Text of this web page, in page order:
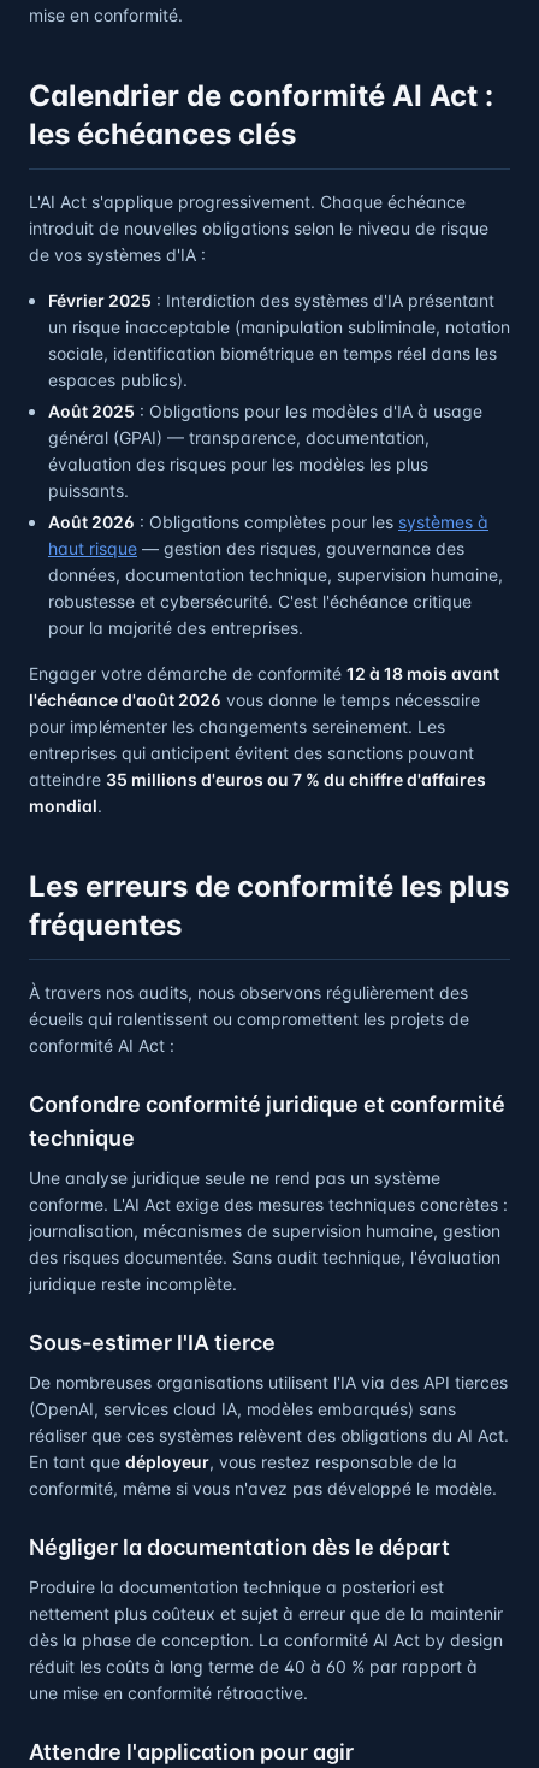
mise en conformité.
Calendrier de conformité AI Act :
les échéances clés
L'AI Act s'applique progressivement. Chaque échéance
introduit de nouvelles obligations selon le niveau de risque
de vos systèmes d'IA :
Février 2025 : Interdiction des systèmes d'IA présentant
un risque inacceptable (manipulation subliminale, notation
sociale, identification biométrique en temps réel dans les
espaces publics).
Août 2025 : Obligations pour les modèles d'IA à usage
général (GPAI) — transparence, documentation,
évaluation des risques pour les modèles les plus
puissants.
Août 2026 : Obligations complètes pour les systèmes à
haut risque — gestion des risques, gouvernance des
données, documentation technique, supervision humaine,
robustesse et cybersécurité. C'est l'échéance critique
pour la majorité des entreprises.
Engager votre démarche de conformité 12 à 18 mois avant
l'échéance d'août 2026 vous donne le temps nécessaire
pour implémenter les changements sereinement. Les
entreprises qui anticipent évitent des sanctions pouvant
atteindre 35 millions d'euros ou 7 % du chiffre d'affaires
mondial.
Les erreurs de conformité les plus
fréquentes
À travers nos audits, nous observons régulièrement des
écueils qui ralentissent ou compromettent les projets de
conformité AI Act :
Confondre conformité juridique et conformité
technique
Une analyse juridique seule ne rend pas un système
conforme. L'AI Act exige des mesures techniques concrètes :
journalisation, mécanismes de supervision humaine, gestion
des risques documentée. Sans audit technique, l'évaluation
juridique reste incomplète.
Sous-estimer l'IA tierce
De nombreuses organisations utilisent l'IA via des API tierces
(OpenAI, services cloud IA, modèles embarqués) sans
réaliser que ces systèmes relèvent des obligations du AI Act.
En tant que déployeur, vous restez responsable de la
conformité, même si vous n'avez pas développé le modèle.
Négliger la documentation dès le départ
Produire la documentation technique a posteriori est
nettement plus coûteux et sujet à erreur que de la maintenir
dès la phase de conception. La conformité AI Act by design
réduit les coûts à long terme de 40 à 60 % par rapport à
une mise en conformité rétroactive.
Attendre l'application pour agir